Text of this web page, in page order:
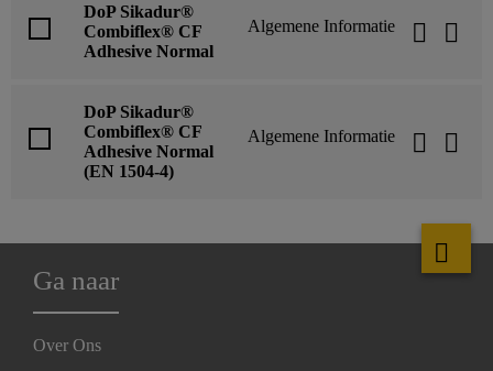
DoP Sikadur®
Combiflex® CF
Adhesive Normal
Algemene Informatie
DoP Sikadur®
Combiflex® CF
Adhesive Normal
(EN 1504-4)
Algemene Informatie
Ga naar
Over Ons